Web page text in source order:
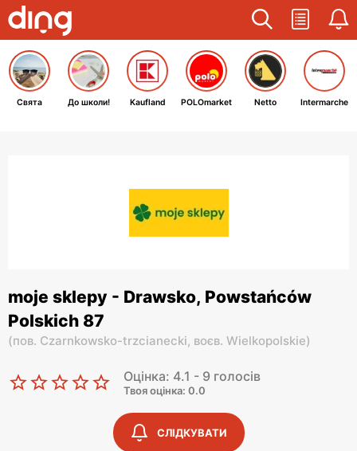
Свята До школи! Kaufland POLOmarket Netto Intermarche
moje sklepy - Drawsko, Powstańców
Polskich 87
(пов. Czarnkowsko-trzcianecki, воєв. Wielkopolskie)
Оцінка: 4.1 - 9 голосів
Твоя оцінка: 0.0
СЛІДКУВАТИ